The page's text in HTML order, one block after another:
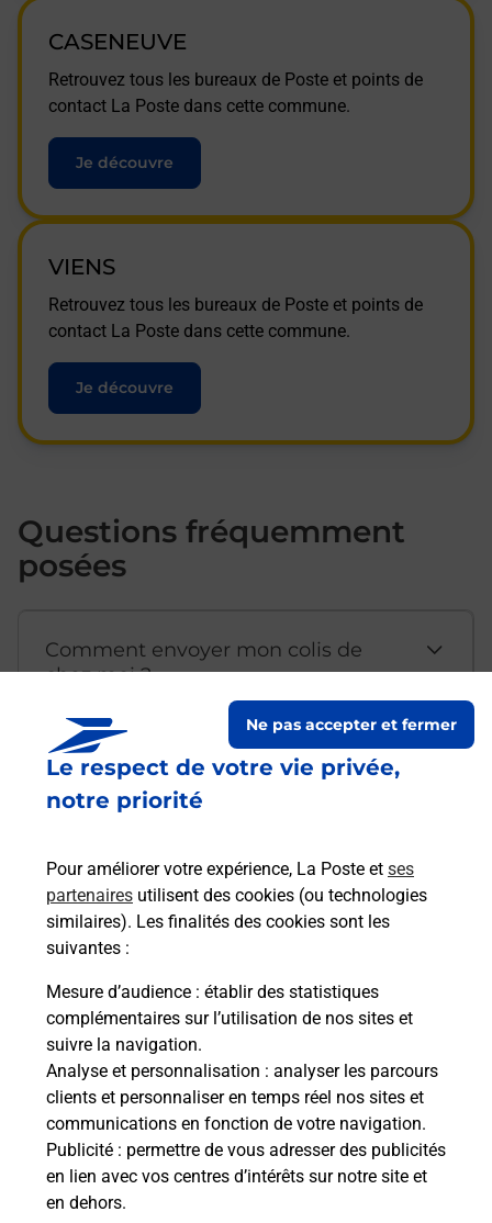
Le respect de votre vie privée,
notre priorité
Pour améliorer votre expérience, La Poste et ses
partenaires utilisent des cookies (ou technologies
similaires). Les finalités des cookies sont les
suivantes :
Mesure d’audience : établir des statistiques
complémentaires sur l’utilisation de nos sites et
suivre la navigation.
Analyse et personnalisation : analyser les parcours
clients et personnaliser en temps réel nos sites et
communications en fonction de votre navigation.
Publicité : permettre de vous adresser des publicités
en lien avec vos centres d’intérêts sur notre site et
en dehors.
Ne pas accepter et fermer
CASENEUVE
Retrouvez tous les bureaux de Poste et points de
contact La Poste dans cette commune.
Je découvre
VIENS
Retrouvez tous les bureaux de Poste et points de
contact La Poste dans cette commune.
Je découvre
Questions fréquemment
posées
Comment envoyer mon colis de
chez moi ?
Est-il possible d’acheter un
emballage directement depuis un
bureau de Poste ?
Comment demander une
modification de livraison ?
Comment La Poste participe-t-elle
à votre sécurité au quotidien ?
Puis-je passer mon code de la route
avec La Poste et sous quelles
conditions ?